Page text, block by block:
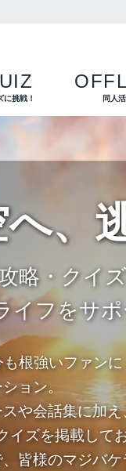
に挑戦！ 同人
へ
略・クイ
イフをサ
根強いファンに
ョン。
や会話集に加え
イズを掲載して
皆様のマジバ